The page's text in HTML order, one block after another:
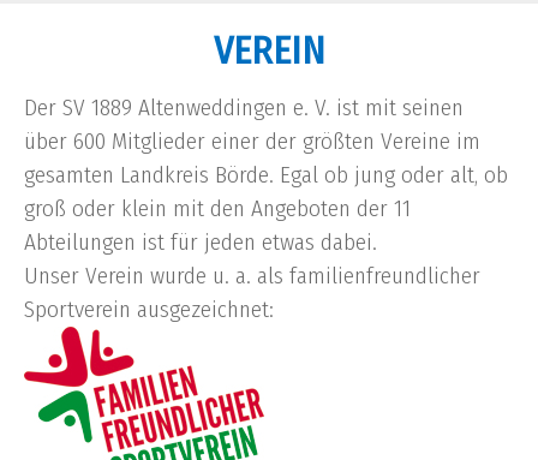
VEREIN
Der SV 1889 Altenweddingen e. V. ist mit seinen
über 600 Mitglieder einer der größten Vereine im
gesamten Landkreis Börde. Egal ob jung oder alt, ob
groß oder klein mit den Angeboten der 11
Abteilungen ist für jeden etwas dabei.
Unser Verein wurde u. a. als familienfreundlicher
Sportverein ausgezeichnet: